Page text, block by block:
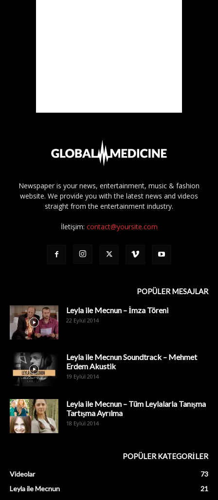
Newspaper is your news, entertainment, music & fashion
website. We provide you with the latest news and videos
straight from the entertainment industry.
İletişim: contact@yoursite.com
POPÜLER MESAJLAR
Leyla ile Mecnun – İmza Töreni
22 Eylül 2014
Leyla ile Mecnun Soundtrack – Mehmet
Erdem Akustik
19 Eylül 2014
Leyla ile Mecnun – Tüm Leylalarla Tanışma
Tartışma Ayrılma
18 Eylül 2014
POPÜLER KATEGORİLER
Videolar
73
Leyla ile Mecnun
21